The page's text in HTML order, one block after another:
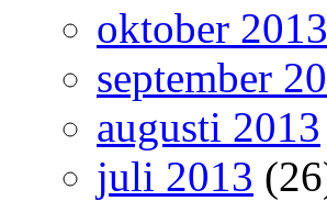
oktober 2013
september
augusti 2013
juli 2013